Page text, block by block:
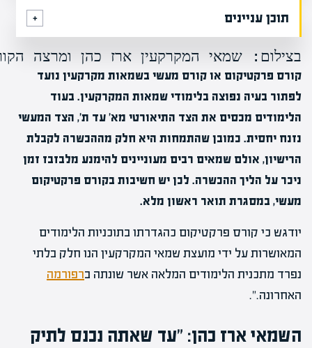
תוכן עניינים
בצילום: שמאי המקרקעין ארז כהן ומרצה
קורס פרקטיקום או קורס מעשי בשמאות מקרקעין נועד
לפתור בעיה נפוצה בלימודי שמאות המקרקעין. בעוד
הלימודים מכסים את הצד התיאורטי מא' עד ת', הצד המעשי
נזנח יחסית. כמובן שהתמחות היא חלק מההכשרה לקבלת
הרישיון, אולם שמאים רבים מעוניינים להימנע מלבזבז זמן
ניכר על הליך ההכשרה. לכן יש חשיבות בקורס פרקטיקום
מעשי, במסגרת תואר ראשון מלא.
יודגש כי קורס פרקטיקום כהגדרתו בתוכניות הלימודים
המאושרות על ידי מועצת שמאי המקרקעין הנו חלק בלתי
נפרד מתכנית הלימודים המלאה אשר שונתה ברפורמה
האחרונה.".
השמאי ארז כהן: "עד שאתה נכנס לתיק